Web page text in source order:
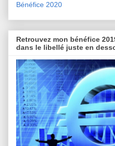
Bénéfice 2020
Retrouvez mon bénéfice
dans le libellé juste en